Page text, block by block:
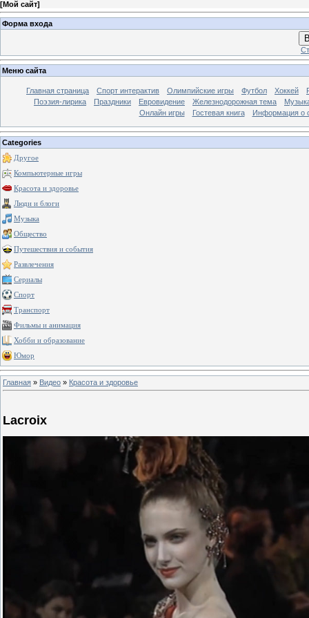
[Мой сайт]
Форма входа
Меню сайта
Главная страница Спорт интерактив Олимпийские игры Футбол Хоккей
Поэзия-лирика
Праздники Евровидение Железнодорожная тема
Онлайн игры
Гостевая книга Информация о
Categories
Другое
Компьютерные игры
Красота и здоровье
Люди и блоги
Музыка
Общество
Путешествия и события
Развлечения
Сериалы
Спорт
Транспорт
Фильмы и анимация
Хобби и образование
Юмор
Главная » Видео » Красота и здоровье
Lacroix